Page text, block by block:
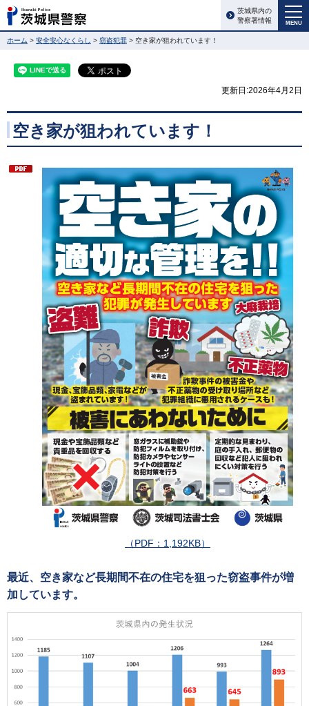
MENU
茨城県内の
警察署情報
ホーム > 安全安心なくらし > 窃盗犯罪 > 空き家が狙われています！
更新日:2026年4月2日
空き家が狙われています！
（PDF：1,192KB）
最近、空き家など長期間不在の住宅を狙った窃盗事件が増
加しています。